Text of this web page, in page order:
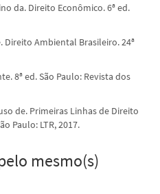
da. Direito Econômico. 6ª ed.
Direito Ambiental Brasileiro. 24ª
8ª ed. São Paulo: Revista dos
de. Primeiras Linhas de Direito
Paulo: LTR, 2017.
mesmo(s)